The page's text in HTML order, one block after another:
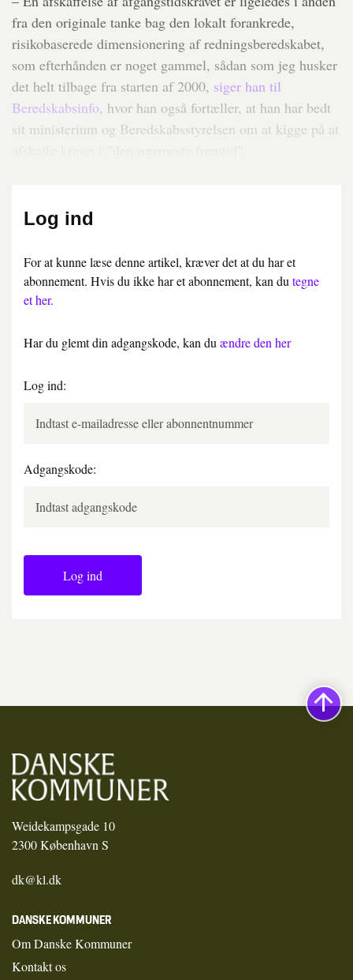
fra den originale tanke bag den lokalt forankrede,
risikobaserede dimensionering af redningsberedskabet,
som efterhånden er noget gammel, sådan som jeg husker
det helt tilbage fra starten af 2000, siger han til
Beredskabsinfo, hvor han også fortæller, at han har bedt
sit ministerium og Beredskabsstyrelsen om at kigge på at
Log ind
For at kunne læse denne artikel, kræver det at du har et
abonnement. Hvis du ikke har et abonnement, kan du tegne
et her.
Har du glemt din adgangskode, kan du ændre den her
Log ind:
Adgangskode:
Log ind
Weidekampsgade 10
2300 København S
dk@kl.dk
DANSKE KOMMUNER
Om Danske Kommuner
Kontakt os